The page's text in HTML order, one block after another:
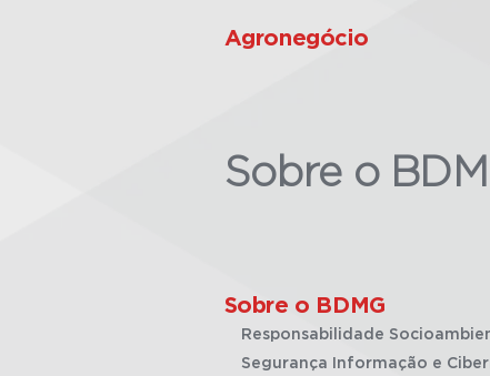
Agronegócio
Sobre o
Sobre o BDMG
Responsabilidade
Segurança Informação e